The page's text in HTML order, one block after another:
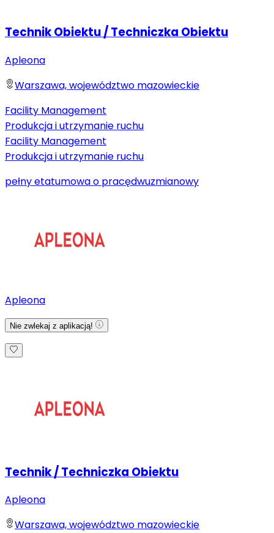
Technik Obiektu / Techniczka Obiektu
Apleona
Warszawa, województwo mazowieckie
Facility Management
Produkcja i utrzymanie ruchu
Facility Management
Produkcja i utrzymanie ruchu
pełny etatumowa o pracędwuzmianowy
Apleona
Nie zwlekaj z aplikacją!
Technik / Techniczka Obiektu
Apleona
Warszawa, województwo mazowieckie